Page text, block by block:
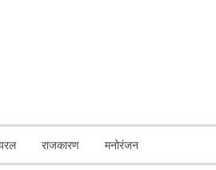
राजकारण मनोरंजन